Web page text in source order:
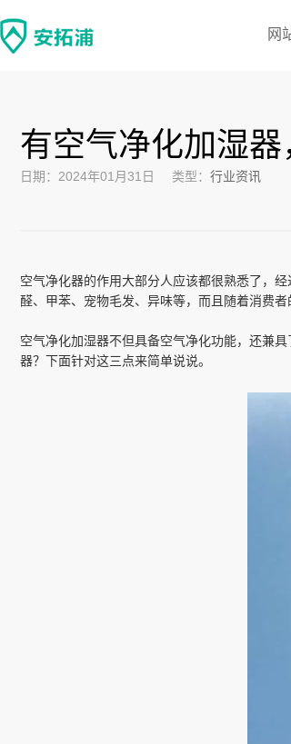
网
有空气净化加湿器
日期：2024年01月31日 类型： 行业资讯
空气净化器的作用大部分人应该都很熟悉了，
醛、甲苯、宠物毛发、异味等，而且随着消费
空气净化加湿器不但具备空气净化功能，还兼
器？下面针对这三点来简单说说。